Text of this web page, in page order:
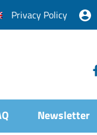
Privacy Policy
Newsletter